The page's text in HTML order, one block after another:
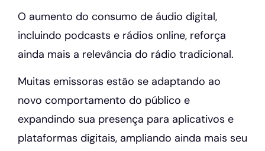
O aumento do consumo de áudio digital,
incluindo podcasts e rádios online, reforça
ainda mais a relevância do rádio tradicional.
Muitas emissoras estão se adaptando ao
novo comportamento do público e
expandindo sua presença para aplicativos e
plataformas digitais, ampliando ainda mais seu